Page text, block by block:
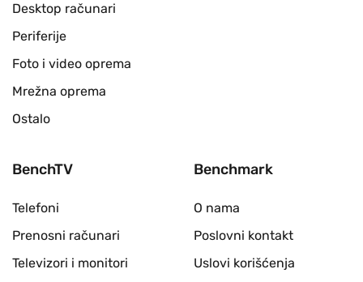
Desktop računari
Periferije
Foto i video oprema
Mrežna oprema
Ostalo
BenchTV
Telefoni
Prenosni računari
Televizori i monitori
Benchmark
O nama
Poslovni kontakt
Uslovi korišćenja